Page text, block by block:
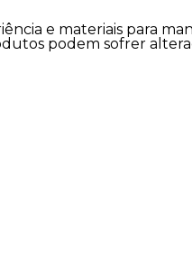
e materiais para
podem sofrer